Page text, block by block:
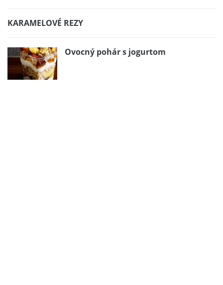
KARAMELOVÉ REZY
Ovocný pohár s jogurtom